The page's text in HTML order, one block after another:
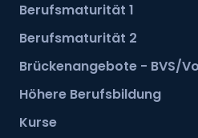
Berufsmaturität 1
Berufsmaturität 2
Brückenangebote - BVS/
Höhere Berufsbildung
Kurse